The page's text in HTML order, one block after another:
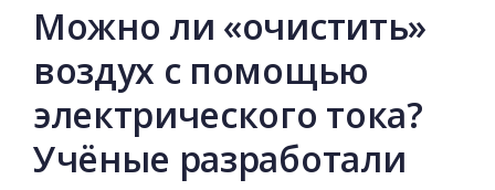
Можно ли «очистить»
воздух с помощью
электрического тока?
Учёные разработали